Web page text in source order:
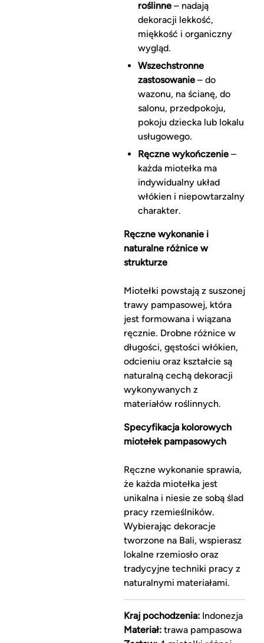
roślinne– nadają
dekoracji lekkość,
miękkość i organiczny
wygląd.
Wszechstronne
zastosowanie– do
wazonu, na ścianę, do
salonu, przedpokoju,
pokoju dziecka lub lokalu
usługowego.
Ręczne wykończenie–
każda miotełka ma
indywidualny układ
włókien i niepowtarzalny
charakter.
Ręczne wykonanie i
naturalne różnice w
strukturze
Miotełki powstają z suszonej
trawy pampasowej, która
jest formowana i wiązana
ręcznie. Drobne różnice w
długości, gęstości włókien,
odcieniu oraz kształcie są
naturalną cechą dekoracji
wykonywanych z
materiałów roślinnych.
Specyfikacja kolorowych
miotełek pampasowych
Ręczne wykonanie sprawia,
że każda miotełka jest
unikalna i niesie ze sobą ślad
pracy rzemieślników.
Wybierając dekoracje
tworzone na Bali, wspierasz
lokalne rzemiosło oraz
tradycyjne techniki pracy z
naturalnymi materiałami.
Kraj pochodzenia:Indonezja
Materiał:trawa pampasowa